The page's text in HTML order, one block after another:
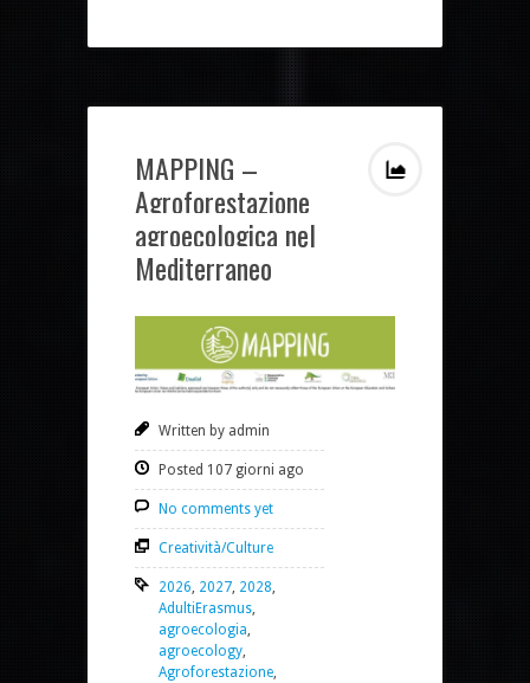
MAPPING –
Agroforestazione
agroecologica nel
Mediterraneo
Written by admin
Posted 107 giorni ago
No comments yet
Creatività/Culture
2026, 2027, 2028,
AdultiErasmus,
agroecologia,
agroecology,
Agroforestazione,